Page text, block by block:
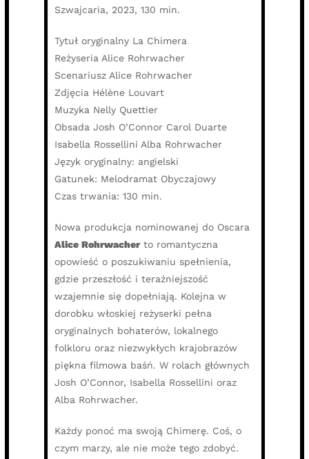
Szwajcaria, 2023, 130 min.
Tytuł oryginalny La Chimera
Reżyseria Alice Rohrwacher
Scenariusz Alice Rohrwacher
Zdjęcia Hélène Louvart
Muzyka Nelly Quettier
Obsada Josh O’Connor Carol Duarte
Isabella Rossellini Alba Rohrwacher
Język oryginalny: angielski
Gatunek: Melodramat Obyczajowy
Czas trwania: 130 min.
Nowa produkcja nominowanej do Oscara
Alice Rohrwacherto romantyczna
opowieść o poszukiwaniu spełnienia,
gdzie przeszłość i teraźniejszość
wzajemnie się dopełniają. Kolejna w
dorobku włoskiej reżyserki pełna
oryginalnych bohaterów, lokalnego
folkloru oraz niezwykłych krajobrazów
piękna filmowa baśń. W rolach głównych
Josh O’Connor, Isabella Rossellini oraz
Alba Rohrwacher.
Każdy ponoć ma swoją Chimerę. Coś, o
czym marzy, ale nie może tego zdobyć.